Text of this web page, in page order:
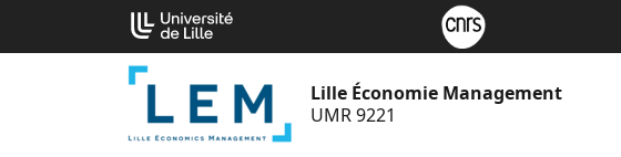
contenu
Lille Économie Management
UMR 9221
Cookies management panel